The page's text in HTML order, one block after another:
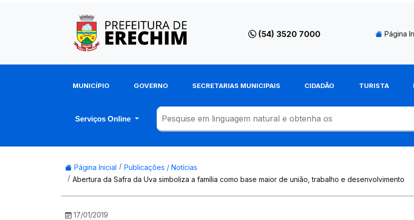
(54) 3520 7000 Página
MUNICÍPIO GOVERNO SECRETARIAS MUNICIPAIS CIDADÃO TURISTA
Serviços Online
Página Inicial
Publicações / Notícias
Abertura da Safra da Uva simboliza a família como base maior de união, trabalho e desenvolvimento
17/01/2019